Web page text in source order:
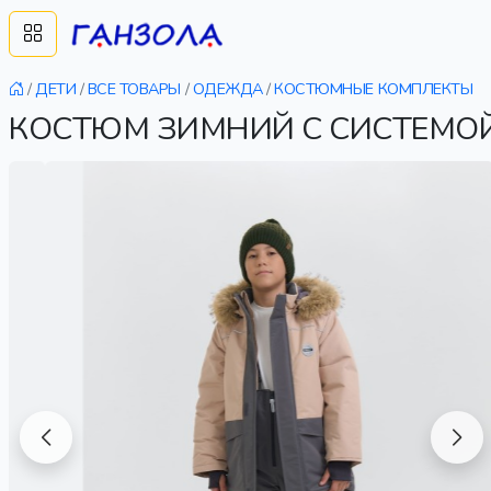
/ДЕТИ /ВСЕ ТОВАРЫ /ОДЕЖДА/КОСТЮМНЫЕ КОМПЛЕКТЫ
КОСТЮМ ЗИМНИЙ С СИСТЕМОЙ